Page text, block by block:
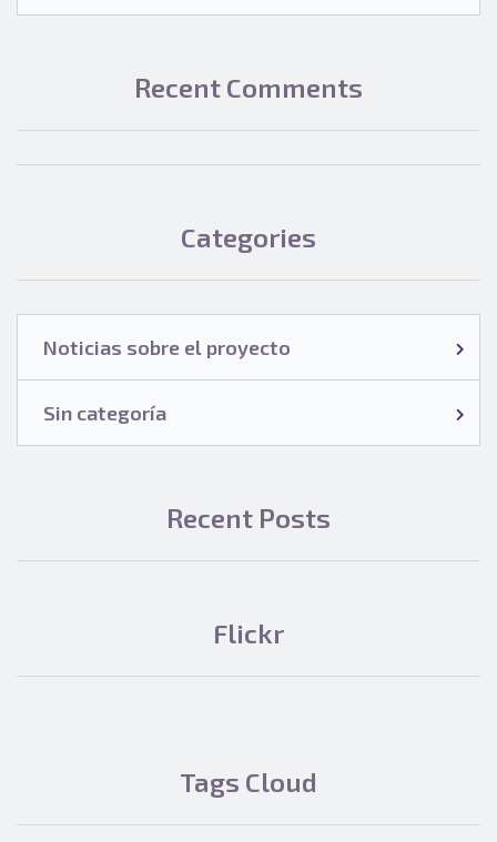
Recent Comments
Categories
Noticias sobre el proyecto
Sin categoría
Recent Posts
Flickr
Tags Cloud